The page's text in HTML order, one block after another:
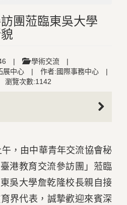
團蒞臨東吳大學
| 學術交流
|
展中心
| 作者:國際事務中心
|
瀏覽次數:1142
由中華青年交流協會秘
港教育交流參訪團」蒞臨
吳大學詹乾隆校長親自接
界代表，誠摯歡迎來賓深